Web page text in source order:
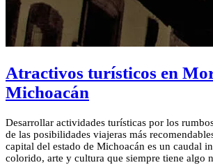
Atractivos turísticos en
Michoacán
Desarrollar actividades turísticas por los
de las posibilidades viajeras más
capital del estado de Michoacán es un caudal
colorido, arte y cultura que siempre tiene algo